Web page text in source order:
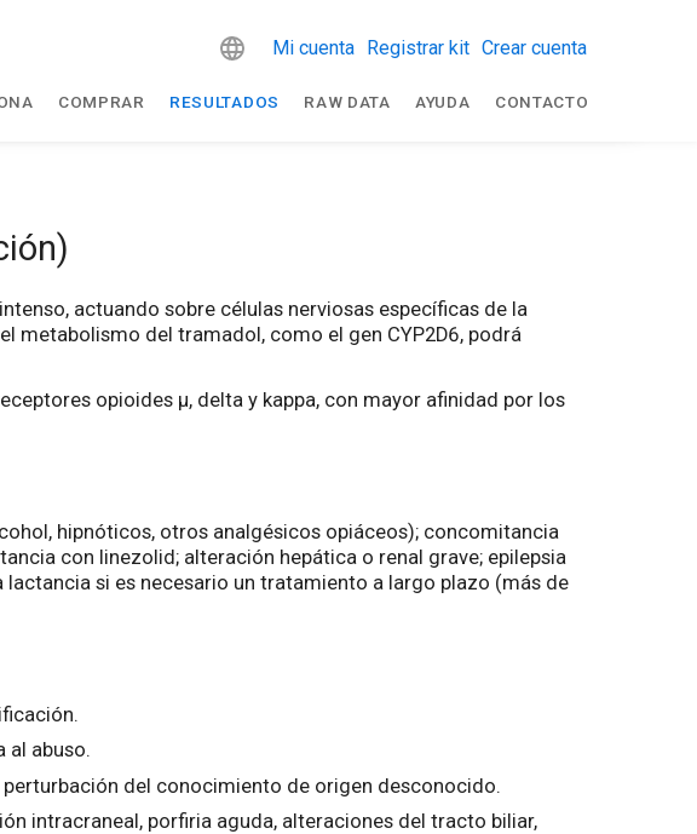
Mi cuenta Registrar kit Crear cuenta
COMPRAR RESULTADOS RAW DATA AYUDA CONTACTO
actuando sobre células nerviosas específicas de la
metabolismo del tramadol, como el gen CYP2D6, podrá
opioides µ, delta y kappa, con mayor afinidad por los
hipnóticos, otros analgésicos opiáceos); concomitancia
con linezolid; alteración hepática o renal grave; epilepsia
si es necesario un tratamiento a largo plazo (más de
al abuso.
del conocimiento de origen desconocido.
intracraneal, porfiria aguda, alteraciones del tracto biliar,